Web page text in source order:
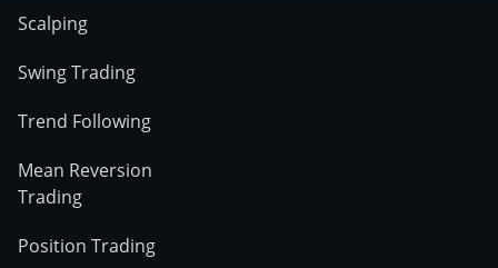
Scalping
Swing Trading
Trend Following
Mean Reversion
Trading
Position Trading